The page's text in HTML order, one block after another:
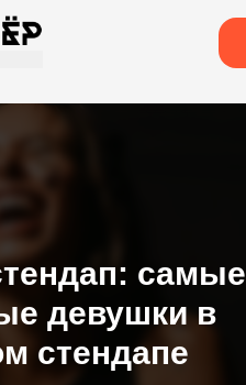
самые
девушки в
стендапе